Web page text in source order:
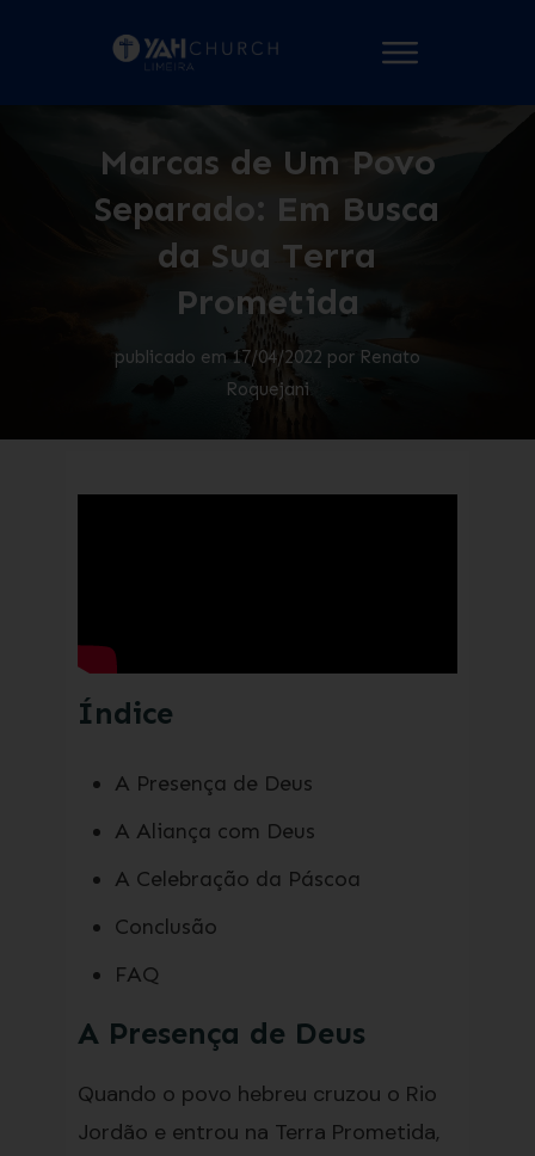
Marcas de Um Povo
Separado: Em Busca
da Sua Terra
Prometida
publicado em 17/04/2022 por Renato
Roquejani
Índice
A Presença de Deus
A Aliança com Deus
A Celebração da Páscoa
Conclusão
FAQ
A Presença de Deus
Quando o povo hebreu cruzou o Rio
Jordão e entrou na Terra Prometida,